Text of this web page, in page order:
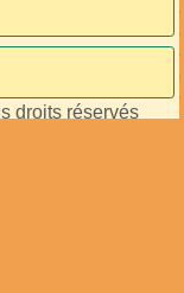
droits réservés